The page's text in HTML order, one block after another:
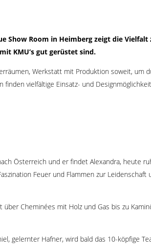
Show Room in Heimberg zeigt die
KMU’s gut gerüstet sind.
Werkstatt mit Produktion soweit, um
vielfältige Einsatz- und
Österreich und er findet Alexandra, heute
Feuer und Flammen zur Leidenschaft
Cheminées mit Holz und Gas bis zu
gelernter Hafner, wird bald das 10-köpfige